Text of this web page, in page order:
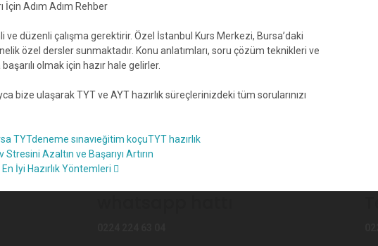
İçin Adım Adım Rehber
ve düzenli çalışma gerektirir. Özel İstanbul Kurs Merkezi, Bursa’daki
özel dersler sunmaktadır. Konu anlatımları, soru çözüm teknikleri ve
olmak için hazır hale gelirler.
bize ulaşarak TYT ve AYT hazırlık süreçlerinizdeki tüm sorularınızı
TYTdeneme sınavıeğitim koçuTYT hazırlık
Azaltın ve Başarıyı Artırın
En İyi Hazırlık Yöntemleri